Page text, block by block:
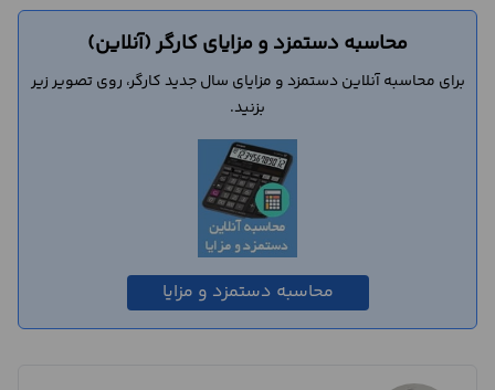
محاسبه دستمزد و مزایای کارگر (آنلاین)
برای محاسبه آنلاین دستمزد و مزایای سال جدید کارگر، روی تصویر زیر
بزنید.
محاسبه دستمزد و مزایا